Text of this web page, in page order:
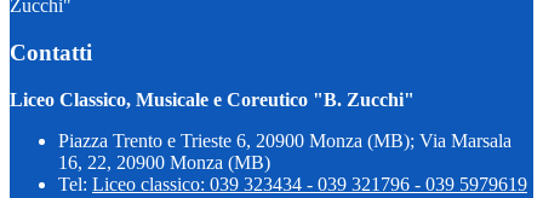
Zucchi"
Contatti
Liceo Classico, Musicale e Coreutico "B. Zucchi"
Piazza Trento e Trieste 6, 20900 Monza (MB); Via Marsala
16, 22, 20900 Monza (MB)
Tel: Liceo classico: 039 323434 - 039 321796 - 039 5979619